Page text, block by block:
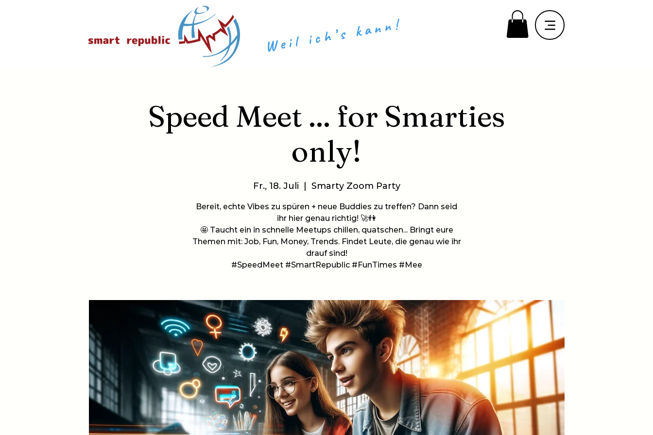
Weil ich’s kann!
Speed Meet ... for Smarties
only!
Fr., 18. Juli Smarty Zoom Party
Bereit, echte Vibes zu spüren + neue Buddies zu treffen? Dann seid
ihr hier genau richtig! 🚀👫
🤩 Taucht ein in schnelle Meetups chillen, quatschen... Bringt eure
Themen mit: Job, Fun, Money, Trends. Findet Leute, die genau wie ihr
drauf sind!
#SpeedMeet #SmartRepublic #FunTimes #Mee